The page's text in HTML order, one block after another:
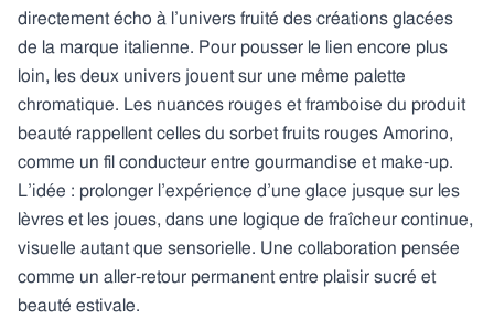
directement écho à l’univers fruité des créations glacées
de la marque italienne. Pour pousser le lien encore plus
loin, les deux univers jouent sur une même palette
chromatique. Les nuances rouges et framboise du produit
beauté rappellent celles du sorbet fruits rouges Amorino,
comme un fil conducteur entre gourmandise et make-up.
L’idée : prolonger l’expérience d’une glace jusque sur les
lèvres et les joues, dans une logique de fraîcheur continue,
visuelle autant que sensorielle. Une collaboration pensée
comme un aller-retour permanent entre plaisir sucré et
beauté estivale.